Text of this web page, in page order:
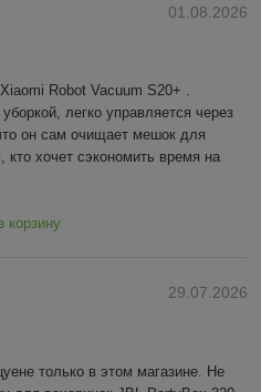
01.08.2026
Robot Vacuum S20+ .
легко управляется через
он сам очищает мешок для
хочет сэкономить время на
корзину
29.07.2026
только в этом магазине. Не